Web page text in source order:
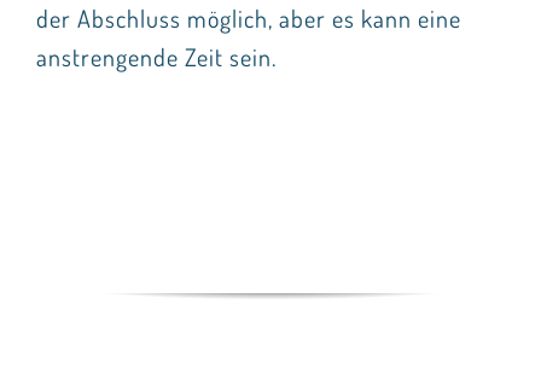
der Abschluss möglich, aber es kann eine
anstrengende Zeit sein.